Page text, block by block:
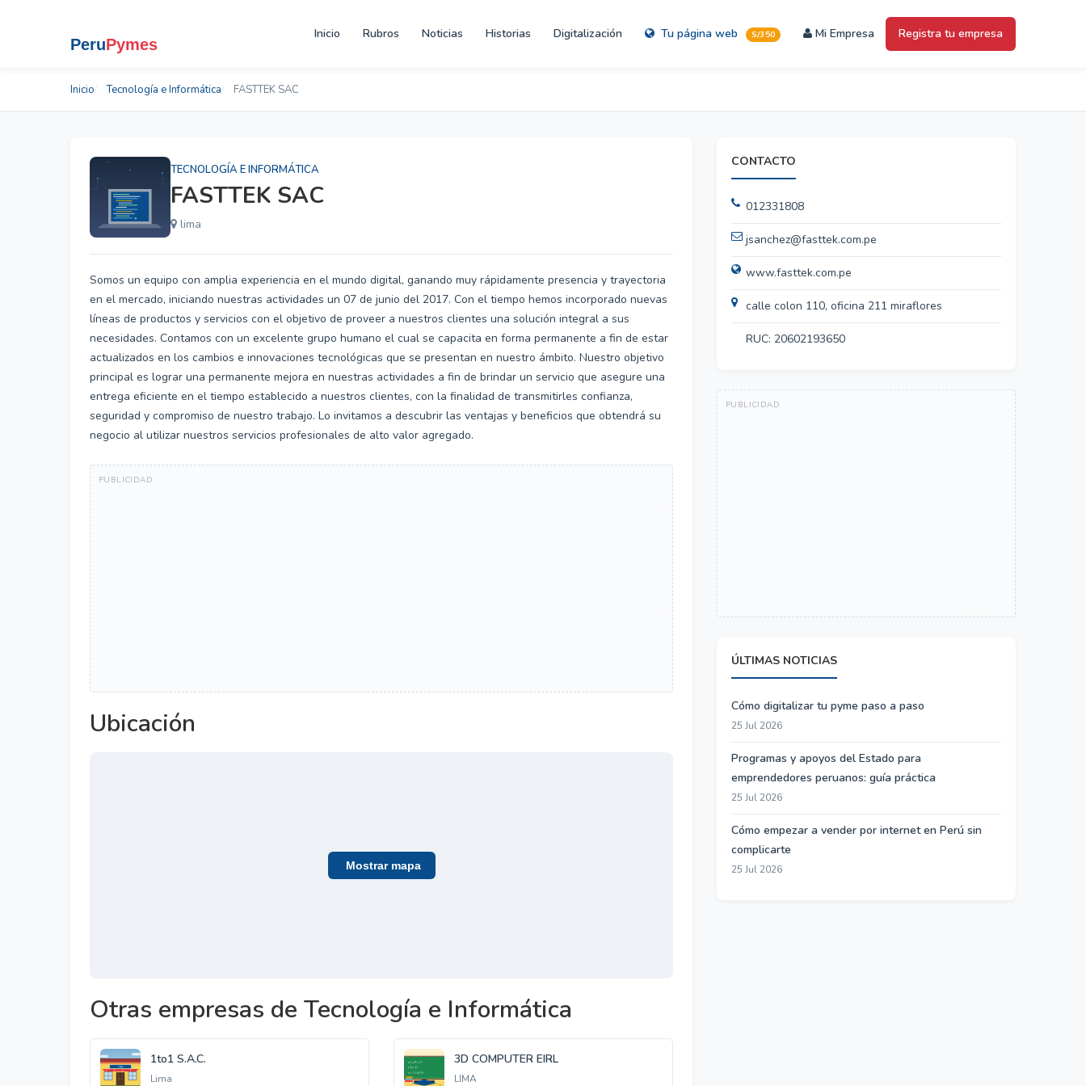
Inicio Rubros Noticias Historias Digitalización Tu página web S/350 Mi Empresa Registra tu empresa
Inicio Tecnología e Informática FASTTEK SAC
TECNOLOGÍA E INFORMÁTICA
FASTTEK SAC
lima
Somos un equipo con amplia experiencia en el mundo digital, ganando muy rápidamente presencia y trayectoria
en el mercado, iniciando nuestras actividades un 07 de junio del 2017. Con el tiempo hemos incorporado nuevas
líneas de productos y servicios con el objetivo de proveer a nuestros clientes una solución integral a sus
necesidades. Contamos con un excelente grupo humano el cual se capacita en forma permanente a fin de estar
actualizados en los cambios e innovaciones tecnológicas que se presentan en nuestro ámbito. Nuestro objetivo
principal es lograr una permanente mejora en nuestras actividades a fin de brindar un servicio que asegure una
entrega eficiente en el tiempo establecido a nuestros clientes, con la finalidad de transmitirles confianza,
seguridad y compromiso de nuestro trabajo. Lo invitamos a descubrir las ventajas y beneficios que obtendrá su
negocio al utilizar nuestros servicios profesionales de alto valor agregado.
Ubicación
Mostrar mapa
Otras empresas de Tecnología e Informática
1to1 S.A.C.
Lima
3D COMPUTER EIRL
LIMA
CONTACTO
012331808
jsanchez@fasttek.com.pe
www.fasttek.com.pe
calle colon 110, oficina 211 miraflores
RUC: 20602193650
ÚLTIMAS NOTICIAS
Cómo digitalizar tu pyme paso a paso
25 Jul 2026
Programas y apoyos del Estado para
emprendedores peruanos: guía práctica
25 Jul 2026
Cómo empezar a vender por internet en Perú sin
complicarte
25 Jul 2026